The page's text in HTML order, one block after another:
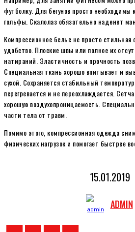
футболку. Для бегунов просто необходимы
гольфы. Скалолаз обязательно наденет
Компрессионное белье не просто
удобство. Плоские швы или полное их
натираний. Эластичность и прочность
Специальная ткань хорошо впитывает и
сухой. Сохраняется стабильный
перегревается и не переохлаждается.
хорошую воздухопроницаемость.
части тела от травм.
Помимо этого, компрессионная одежда
физических нагрузок и помогает быстрее
15.01.2019
ADMIN